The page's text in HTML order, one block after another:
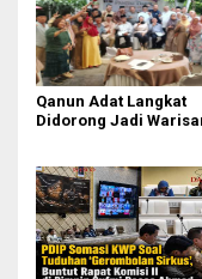
Qanun Adat Langkat
Didorong Jadi